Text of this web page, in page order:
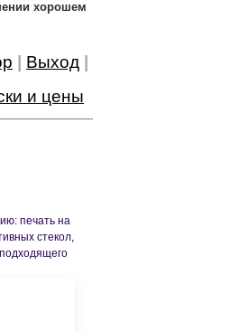
хорошем
Выход
и цены
печать на
стекол,